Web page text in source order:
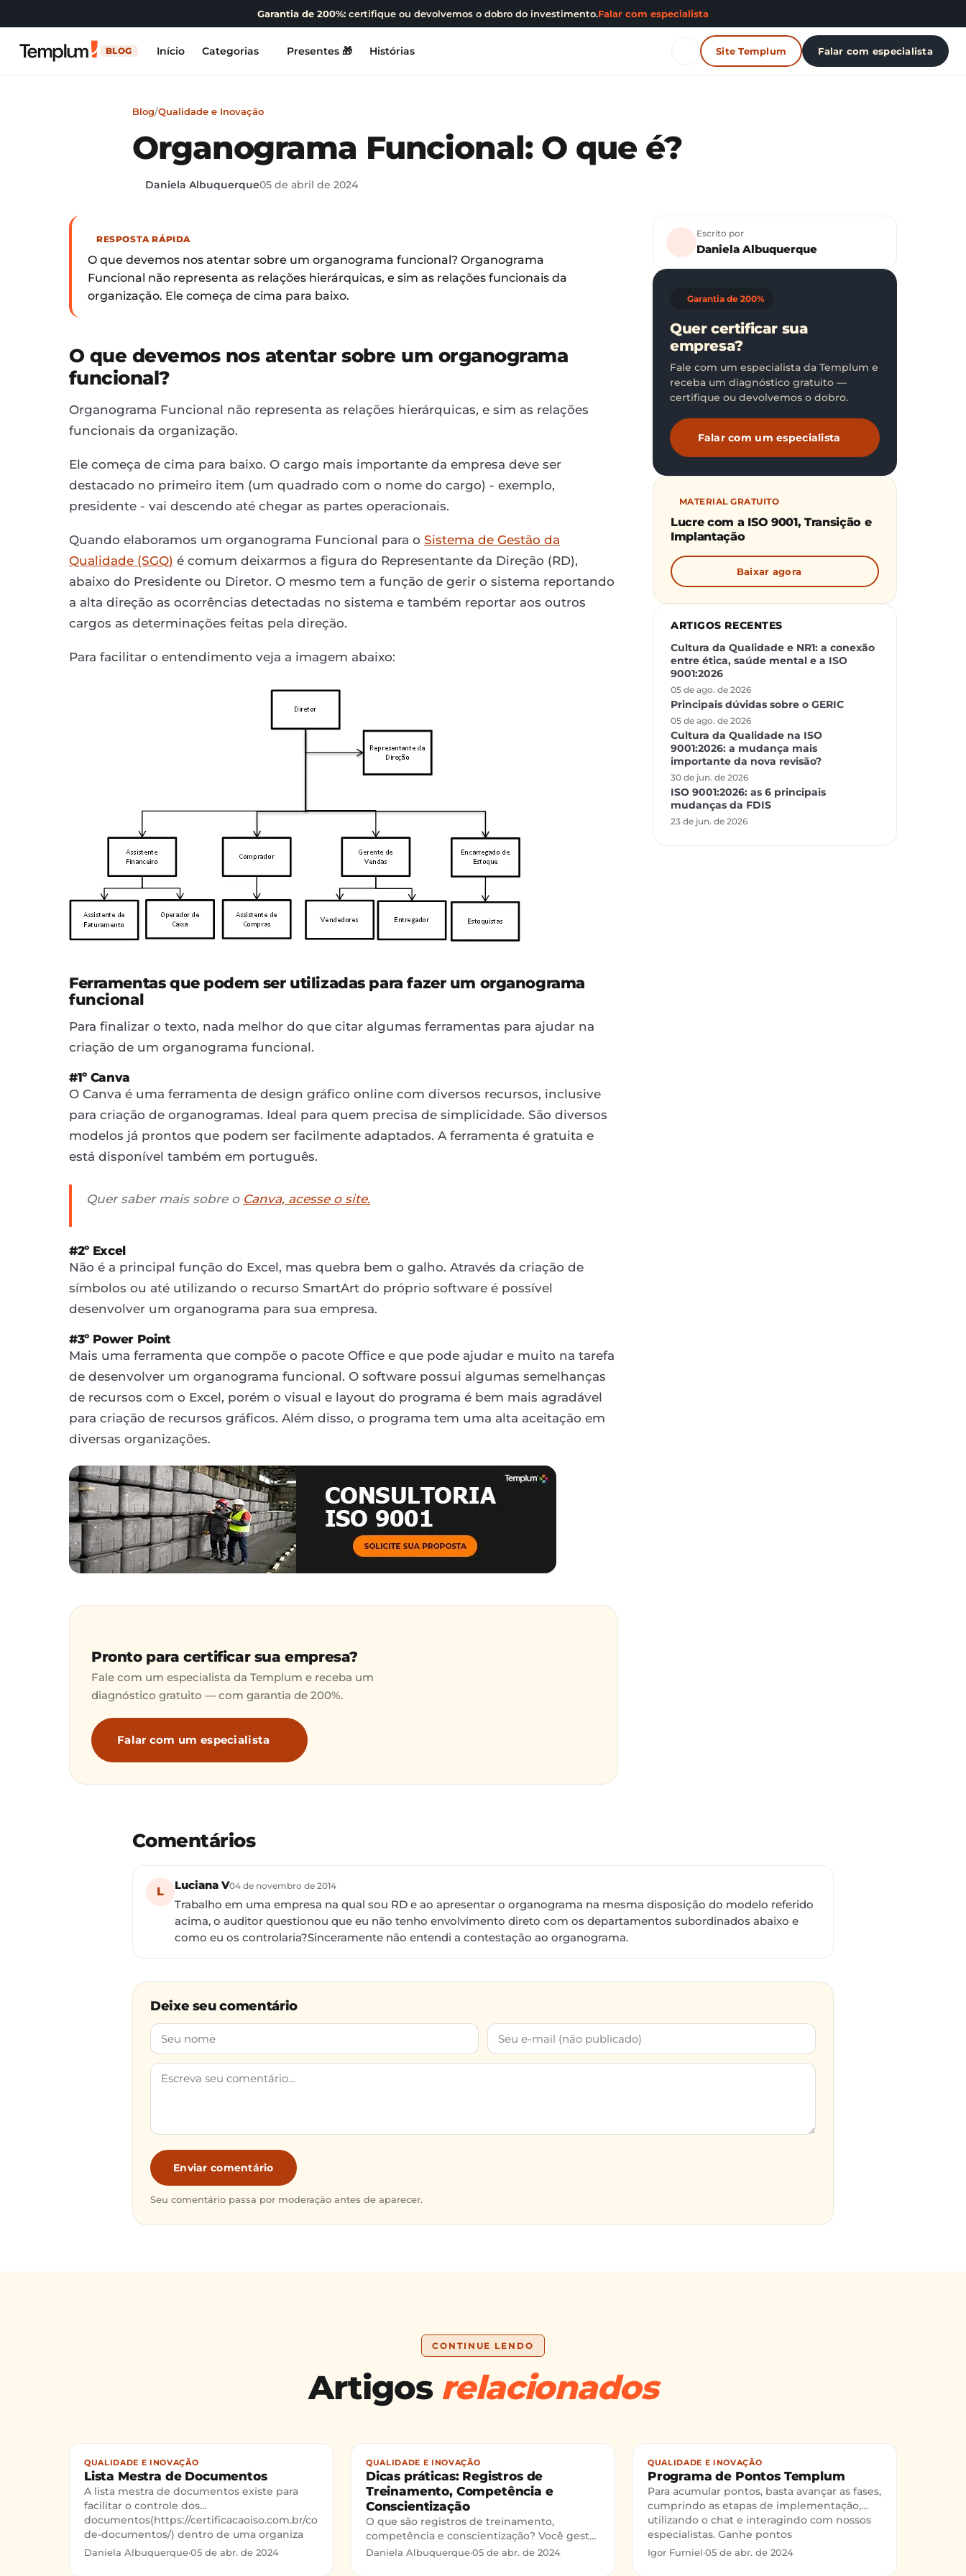
Garantia de 200%: certifique ou devolvemos o dobro do investimento.Falar com especialista
BLOG Início Categorias Presentes 🎁 Histórias Site Templum Falar com especialista
Blog/Qualidade e Inovação
Organograma Funcional: O que é?
Daniela Albuquerque05 de abril de 2024
RESPOSTA RÁPIDA
O que devemos nos atentar sobre um organograma funcional? Organograma
Funcional não representa as relações hierárquicas, e sim as relações funcionais da
organização. Ele começa de cima para baixo.
O que devemos nos atentar sobre um organograma
funcional?
Organograma Funcional não representa as relações hierárquicas, e sim as relações
funcionais da organização.
Ele começa de cima para baixo. O cargo mais importante da empresa deve ser
destacado no primeiro item (um quadrado com o nome do cargo) - exemplo,
presidente - vai descendo até chegar as partes operacionais.
Quando elaboramos um organograma Funcional para o Sistema de Gestão da
Qualidade (SGQ) é comum deixarmos a figura do Representante da Direção (RD),
abaixo do Presidente ou Diretor. O mesmo tem a função de gerir o sistema reportando
a alta direção as ocorrências detectadas no sistema e também reportar aos outros
cargos as determinações feitas pela direção.
Para facilitar o entendimento veja a imagem abaixo:
Ferramentas que podem ser utilizadas para fazer um organograma
funcional
Para finalizar o texto, nada melhor do que citar algumas ferramentas para ajudar na
criação de um organograma funcional.
#1º Canva
O Canva é uma ferramenta de design gráfico online com diversos recursos, inclusive
para criação de organogramas. Ideal para quem precisa de simplicidade. São diversos
modelos já prontos que podem ser facilmente adaptados. A ferramenta é gratuita e
está disponível também em português.
Quer saber mais sobre o Canva, acesse o site.
#2º Excel
Não é a principal função do Excel, mas quebra bem o galho. Através da criação de
símbolos ou até utilizando o recurso SmartArt do próprio software é possível
desenvolver um organograma para sua empresa.
#3º Power Point
Mais uma ferramenta que compõe o pacote Office e que pode ajudar e muito na tarefa
de desenvolver um organograma funcional. O software possui algumas semelhanças
de recursos com o Excel, porém o visual e layout do programa é bem mais agradável
para criação de recursos gráficos. Além disso, o programa tem uma alta aceitação em
diversas organizações.
Pronto para certificar sua empresa?
Fale com um especialista da Templum e receba um
diagnóstico gratuito — com garantia de 200%.
Falar com um especialista
Escrito por
Daniela Albuquerque
Garantia de 200%
Quer certificar sua
empresa?
Fale com um especialista da Templum e
receba um diagnóstico gratuito —
certifique ou devolvemos o dobro.
Falar com um especialista
MATERIAL GRATUITO
Lucre com a ISO 9001, Transição e
Implantação
Baixar agora
ARTIGOS RECENTES
Cultura da Qualidade e NR1: a conexão
entre ética, saúde mental e a ISO
9001:2026
05 de ago. de 2026
Principais dúvidas sobre o GERIC
05 de ago. de 2026
Cultura da Qualidade na ISO
9001:2026: a mudança mais
importante da nova revisão?
30 de jun. de 2026
ISO 9001:2026: as 6 principais
mudanças da FDIS
23 de jun. de 2026
Comentários
L Luciana V04 de novembro de 2014
Trabalho em uma empresa na qual sou RD e ao apresentar o organograma na mesma disposição do modelo referido
acima, o auditor questionou que eu não tenho envolvimento direto com os departamentos subordinados abaixo e
como eu os controlaria?Sinceramente não entendi a contestação ao organograma.
Deixe seu comentário
Enviar comentário
Seu comentário passa por moderação antes de aparecer.
CONTINUE LENDO
Artigos relacionados
QUALIDADE E INOVAÇÃO
Lista Mestra de Documentos
A lista mestra de documentos existe para
facilitar o controle dos
documentos(https://certificacaoiso.com.br/controle-
de-documentos/) dentro de uma organiza
Daniela Albuquerque·05 de abr. de 2024
QUALIDADE E INOVAÇÃO
Dicas práticas: Registros de
Treinamento, Competência e
Conscientização
O que são registros de treinamento,
competência e conscientização? Você gestor
ou responsável pelos Recursos Humanos que
Daniela Albuquerque·05 de abr. de 2024
QUALIDADE E INOVAÇÃO
Programa de Pontos Templum
Para acumular pontos, basta avançar as fases,
cumprindo as etapas de implementação,
utilizando o chat e interagindo com nossos
especialistas. Ganhe pontos
Igor Furniel·05 de abr. de 2024